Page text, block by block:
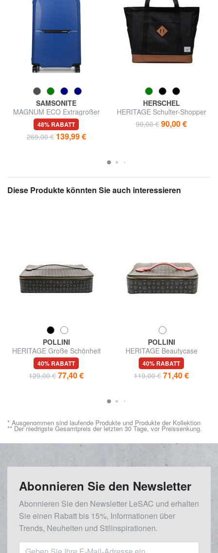
SAMSONITE
MAGNUM ECO Extragroßer
Trolley
48% RABATT
269,00 € 139,99 €
HERSCHEL
HERITAGE Schulter-Shopper
90,00 € 90,00 €
Diese Produkte könnten Sie auch interessieren
POLLINI
HERITAGE Große Schönheit
40% RABATT
129,00 € 77,40 €
POLLINI
HERITAGE Beautycase
40% RABATT
119,00 € 71,40 €
* Ausgenommen sind laufende Produkte und Produkte der Kollektion
** Der niedrigste Gesamtpreis der letzten 30 Tage, vor Preissenkung.
Abonnieren Sie den Newsletter
Abonnieren Sie den Newsletter LeSAC und erhalten
Sie einen Rabatt bis 15%, Informationen über
Trends, Neuheiten und Stilinspirationen.